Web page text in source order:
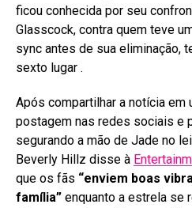
ficou conhecida por seu
Glasscock, contra quem teve
sync antes de sua eliminação,
sexto lugar .
Após compartilhar a notícia em
postagem nas redes sociais e
segurando a mão de Jade no
Beverly Hillz disse à
que os fãs “enviem boas
família” enquanto a estrela se